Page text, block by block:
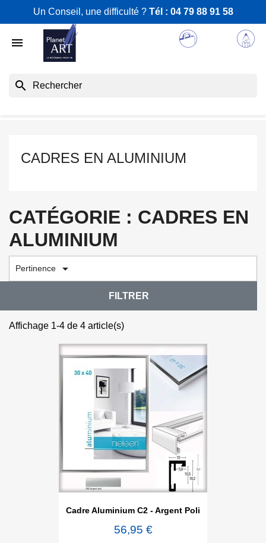
Un Conseil, une difficulté ? Tél : 04 79 88 91 58

search
CADRES EN ALUMINIUM
CATÉGORIE : CADRES EN
ALUMINIUM
Pertinence 
FILTRER
Affichage 1-4 de 4 article(s)
Cadre Aluminium C2 - Argent Poli
56,95 €